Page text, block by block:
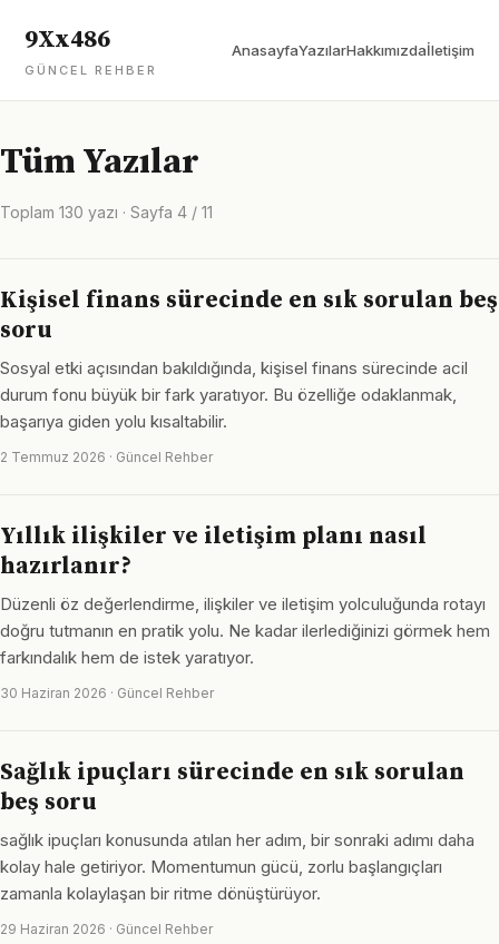
9Xx486
GÜNCEL REHBER
AnasayfaYazılarHakkımızdaİletişim
Tüm Yazılar
Toplam 130 yazı · Sayfa 4 / 11
Kişisel finans sürecinde en sık sorulan beş
soru
Sosyal etki açısından bakıldığında, kişisel finans sürecinde acil
durum fonu büyük bir fark yaratıyor. Bu özelliğe odaklanmak,
başarıya giden yolu kısaltabilir.
2 Temmuz 2026 · Güncel Rehber
Yıllık ilişkiler ve iletişim planı nasıl
hazırlanır?
Düzenli öz değerlendirme, ilişkiler ve iletişim yolculuğunda rotayı
doğru tutmanın en pratik yolu. Ne kadar ilerlediğinizi görmek hem
farkındalık hem de istek yaratıyor.
30 Haziran 2026 · Güncel Rehber
Sağlık ipuçları sürecinde en sık sorulan
beş soru
sağlık ipuçları konusunda atılan her adım, bir sonraki adımı daha
kolay hale getiriyor. Momentumun gücü, zorlu başlangıçları
zamanla kolaylaşan bir ritme dönüştürüyor.
29 Haziran 2026 · Güncel Rehber